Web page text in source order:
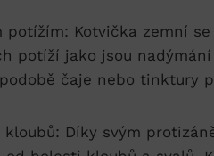
potížím: Kotvička zemní
potíží jako⁤ jsou
čaje nebo ⁤tinktury​
Díky svým